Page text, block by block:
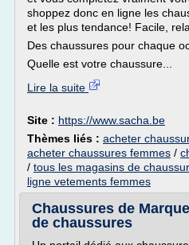
shoppez donc en ligne les
et les plus tendance! Facile,
Des chaussures pour chaque
Quelle est votre chaussure...
Lire la suite
Site : https://www.sacha.be
Thèmes liés : acheter
acheter chaussures femmes /
/ tous les magasins de
ligne vetements femmes
Chaussures de
de chaussures